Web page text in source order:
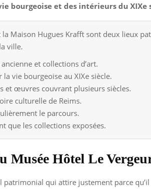
bourgeoise et des intérieurs du XIXe
la Maison Hugues Krafft sont deux lieux
ville.
et collections d’art.
vie bourgeoise au XIXe siècle.
et œuvres couvrant plusieurs siècles.
culturelle de Reims.
le parcours.
que les collections exposées.
Musée Hôtel Le
patrimonial qui attire justement parce